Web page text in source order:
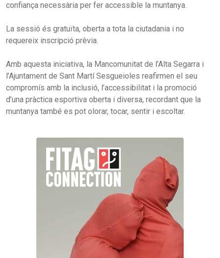
confiança necessària per fer accessible la muntanya.
La sessió és gratuïta, oberta a tota la ciutadania i no
requereix inscripció prèvia.
Amb aquesta iniciativa, la Mancomunitat de l’Alta Segarra i
l’Ajuntament de Sant Martí Sesgueioles reafirmen el seu
compromís amb la inclusió, l’accessibilitat i la promoció
d’una pràctica esportiva oberta i diversa, recordant que la
muntanya també es pot olorar, tocar, sentir i escoltar.